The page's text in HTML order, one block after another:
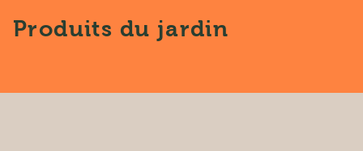
Produits du jardin